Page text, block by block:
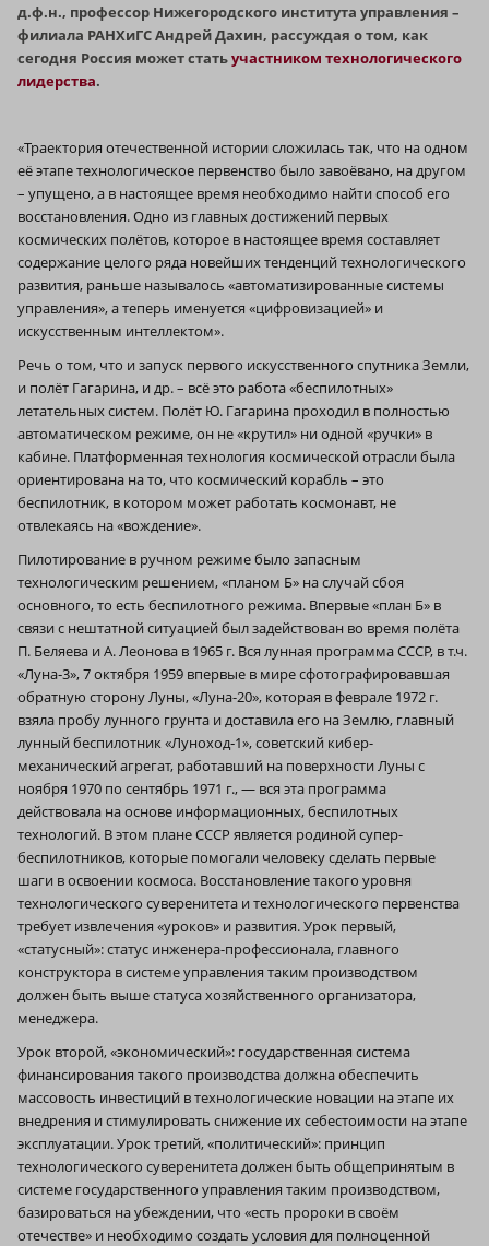
д.ф.н., профессор Нижегородского института управления –
филиала РАНХиГС Андрей Дахин, рассуждая о том, как
сегодня Россия может статьучастником технологического
лидерства.
«Траектория отечественной истории сложилась так, что на одном
её этапе технологическое первенство было завоёвано, на другом
– упущено, а в настоящее время необходимо найти способ его
восстановления. Одно из главных достижений первых
космических полётов, которое в настоящее время составляет
содержание целого ряда новейших тенденций технологического
развития, раньше называлось «автоматизированные системы
управления», а теперь именуется «цифровизацией» и
искусственным интеллектом».
Речь о том, что и запуск первого искусственного спутника Земли,
и полёт Гагарина, и др. – всё это работа «беспилотных»
летательных систем. Полёт Ю. Гагарина проходил в полностью
автоматическом режиме, он не «крутил» ни одной «ручки» в
кабине. Платформенная технология космической отрасли была
ориентирована на то, что космический корабль – это
беспилотник, в котором может работать космонавт, не
отвлекаясь на «вождение».
Пилотирование в ручном режиме было запасным
технологическим решением, «планом Б» на случай сбоя
основного, то есть беспилотного режима. Впервые «план Б» в
связи с нештатной ситуацией был задействован во время полёта
П. Беляева и А. Леонова в 1965 г. Вся лунная программа СССР, в т.ч.
«Луна‑3», 7 октября 1959 впервые в мире сфотографировавшая
обратную сторону Луны, «Луна-20», которая в феврале 1972 г.
взяла пробу лунного грунта и доставила его на Землю, главный
лунный беспилотник «Луноход‑1», советский кибер-
механический агрегат, работавший на поверхности Луны с
ноября 1970 по сентябрь 1971 г., — вся эта программа
действовала на основе информационных, беспилотных
технологий. В этом плане СССР является родиной супер-
беспилотников, которые помогали человеку сделать первые
шаги в освоении космоса. Восстановление такого уровня
технологического суверенитета и технологического первенства
требует извлечения «уроков» и развития. Урок первый,
«статусный»: статус инженера-профессионала, главного
конструктора в системе управления таким производством
должен быть выше статуса хозяйственного организатора,
менеджера.
Урок второй, «экономический»: государственная система
финансирования такого производства должна обеспечить
массовость инвестиций в технологические новации на этапе их
внедрения и стимулировать снижение их себестоимости на этапе
эксплуатации. Урок третий, «политический»: принцип
технологического суверенитета должен быть общепринятым в
системе государственного управления таким производством,
базироваться на убеждении, что «есть пророки в своём
отечестве» и необходимо создать условия для полноценной